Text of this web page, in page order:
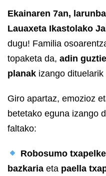
Ekainaren 7an,
Lauaxeta Ikastolako
dugu! Familia
topaketa da, adin
planak izango dituelarik
Giro apartaz, emozioz
betetako eguna izango
faltako:
Robosumo
bazkaria eta paella